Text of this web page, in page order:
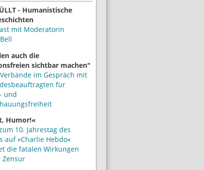
- Humanistische
mit Moderatorin
auch die
sichtbar machen"
im Gespräch mit
für
und
Humor!«
10. Jahrestag des
auf »Charlie Hebdo«
die fatalen Wirkungen
Zensur